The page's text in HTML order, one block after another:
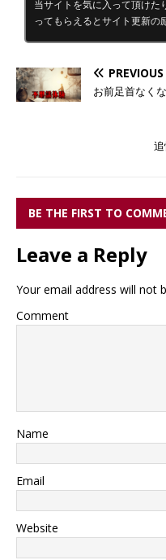
当サイトを気に入って頂けた
ってもらえるとサイト更新の
PREVIOUS
お前足首なく
BE THE FIRST TO
Leave a Reply
Your email address will not
Comment
Name
Email
Website